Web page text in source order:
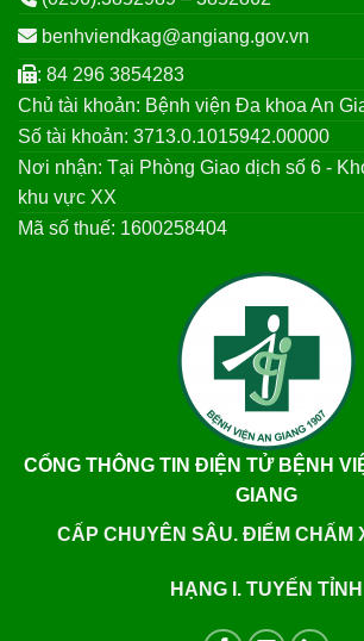
benhviendkag@angiang.gov.vn
: 84 296 3854283
Chủ tài khoản: Bệnh viện Đa khoa An
Số tài khoản: 3713.0.1015942.00000
Nơi nhận: Tại Phòng Giao dịch số 6 -
khu vực XX
Mã số thuế: 1600258404
CỔNG THÔNG TIN ĐIỆN TỬ BỆNH
GIANG
CẤP CHUYÊN SÂU. ĐIỂM CHẤM
HẠNG I. TUYẾN TỈNH